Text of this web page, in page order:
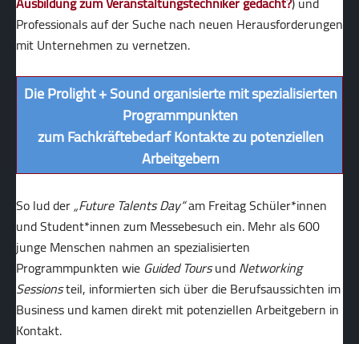
Professionals auf der Suche nach neuen Herausforderungen
mit Unternehmen zu vernetzen.
Die Prolight + Sound organisierte mit spezialisierten
Programmpunkten
zum Fachkräftebedarf Kontakte zu potenziellen
Arbeitgebern
So lud der„Future Talents Day“am Freitag Schüler*innen
und Student*innen zum Messebesuch ein. Mehr als 600
junge Menschen nahmen an spezialisierten
Programmpunkten wie Guided ToursundNetworking
Sessionsteil, informierten sich über die Berufsaussichten im
Business und kamen direkt mit potenziellen Arbeitgebern in
Kontakt.